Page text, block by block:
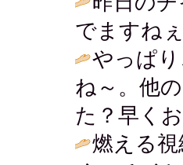
でますね
やっぱ
ね～。他
た？早く
燃える